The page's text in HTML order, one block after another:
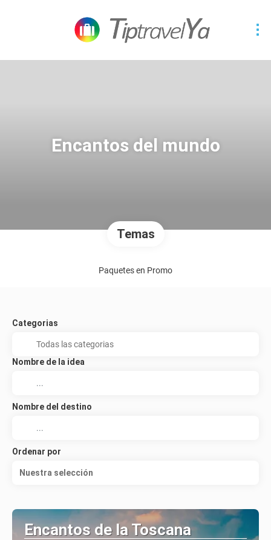
Encantos del mundo
Temas
Paquetes en Promo
Categorias
Nombre de la idea
Nombre del destino
Ordenar por
Nuestra selección
Encantos de la Toscana